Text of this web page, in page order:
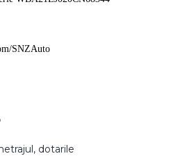
SNZAuto
dotarile